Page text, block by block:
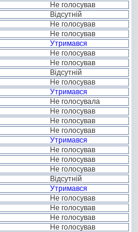
Не голосував
Відсутній
Не голосував
Не голосував
Утримався
Не голосував
Не голосував
Відсутній
Не голосував
Утримався
Не голосувала
Не голосував
Не голосував
Не голосував
Утримався
Не голосував
Не голосував
Не голосував
Відсутній
Утримався
Не голосував
Не голосував
Не голосував
Не голосував